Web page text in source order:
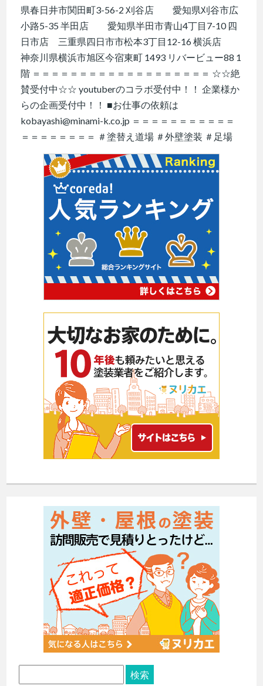
県春日井市関田町3-56-2 刈谷店 愛知県刈谷市広
小路5-35 半田店 愛知県半田市青山4丁目7-10 四
日市店 三重県四日市市松本3丁目12-16 横浜店
神奈川県横浜市旭区今宿東町 1493 リバービュー88 1
階 ＝＝＝＝＝＝＝＝＝＝＝＝＝＝＝＝＝＝＝ ☆☆絶
賛受付中☆☆ youtuberのコラボ受付中！！ 企業様か
らの企画受付中！！ ■お仕事の依頼は
kobayashi@minami-k.co.jp ＝＝＝＝＝＝＝＝＝＝＝
＝＝＝＝＝＝＝＝ ＃塗替え道場 ＃外壁塗装 ＃足場